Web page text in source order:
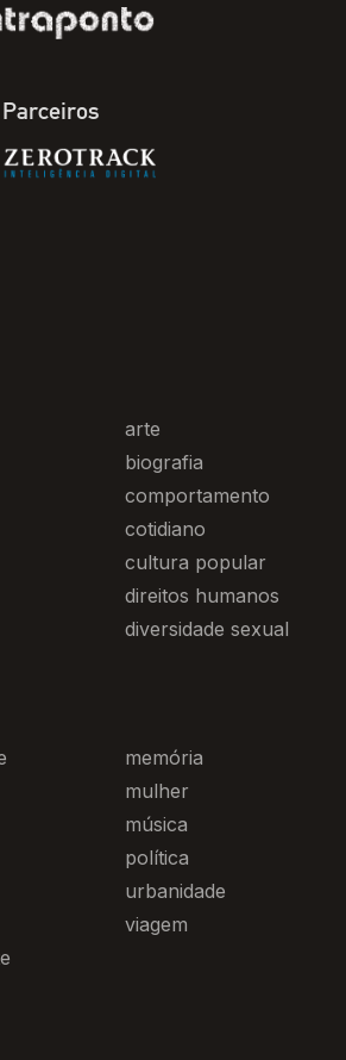
Parceiros
arte
biografia
comportamento
cotidiano
cultura popular
direitos humanos
diversidade sexual
memória
mulher
música
política
urbanidade
viagem